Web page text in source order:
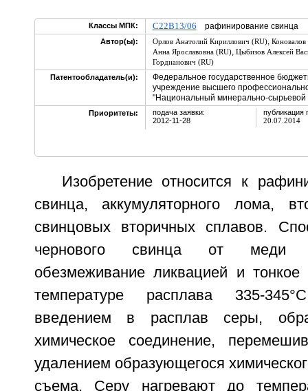
Классы МПК: C22B13/06 рафинирование свинца
Автор(ы): Орлов Анатолий Кириллович (RU),
Анна Ярославовна (RU), Цыбизов Алексей
Гордианович (RU)
Патентообладатель(и):
Федеральное государственное
учреждение высшего
"Национальный минерально-сырьевой
Приоритеты:
подача заявки:
2012-11-28
публикация
20.07.2014
Изобретение относится к
свинца, аккумуляторного лома,
свинцовых вторичных сплавов.
чернового свинца от меди
обезмеживание ликвацией и
температуре расплава 335-
введением в расплав серы,
химическое соединение,
удалением образующегося
съема. Серу нагревают до